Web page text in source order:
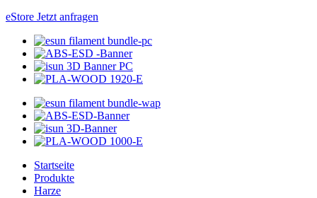
eStore Jetzt anfragen
Startseite
Produkte
Harze